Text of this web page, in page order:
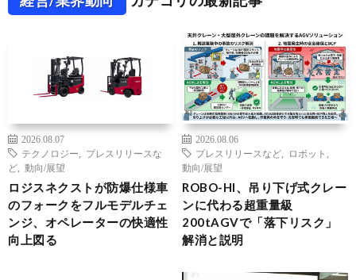
2026.08.07
テクノロジー
プレスリリースな
ど
動向/展望
ロジスネクストが防爆仕様車
のフォークをフルモデルチェ
ンジ、オペレーターの快適性
向上図る
2026.08.06
プレスリリースなど
ロボット
動向/展望
ROBO-HI、吊り下げ式クレー
ンに代わる超重量級
200tAGVで「落下リスク」
解消と説明